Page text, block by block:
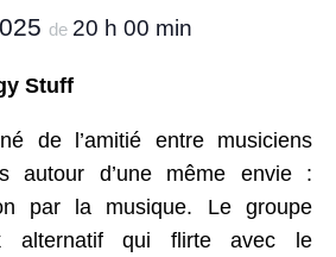
de 20 h 00 min
Stuff
de l’amitié entre musiciens
autour d’une même envie :
par la musique. Le groupe
alternatif qui flirte avec le